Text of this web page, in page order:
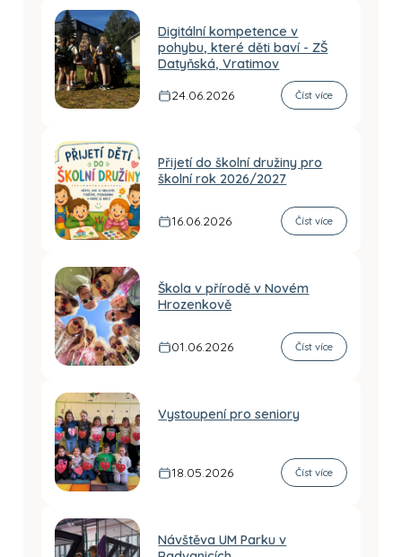
Digitální kompetence v
pohybu, které děti baví - ZŠ
Datyňská, Vratimov
24.06.2026
Číst více
Přijetí do školní družiny pro
školní rok 2026/2027
16.06.2026 Číst více
Škola v přírodě v Novém
Hrozenkově
01.06.2026 Číst více
Vystoupení pro seniory
18.05.2026 Číst více
Návštěva UM Parku v